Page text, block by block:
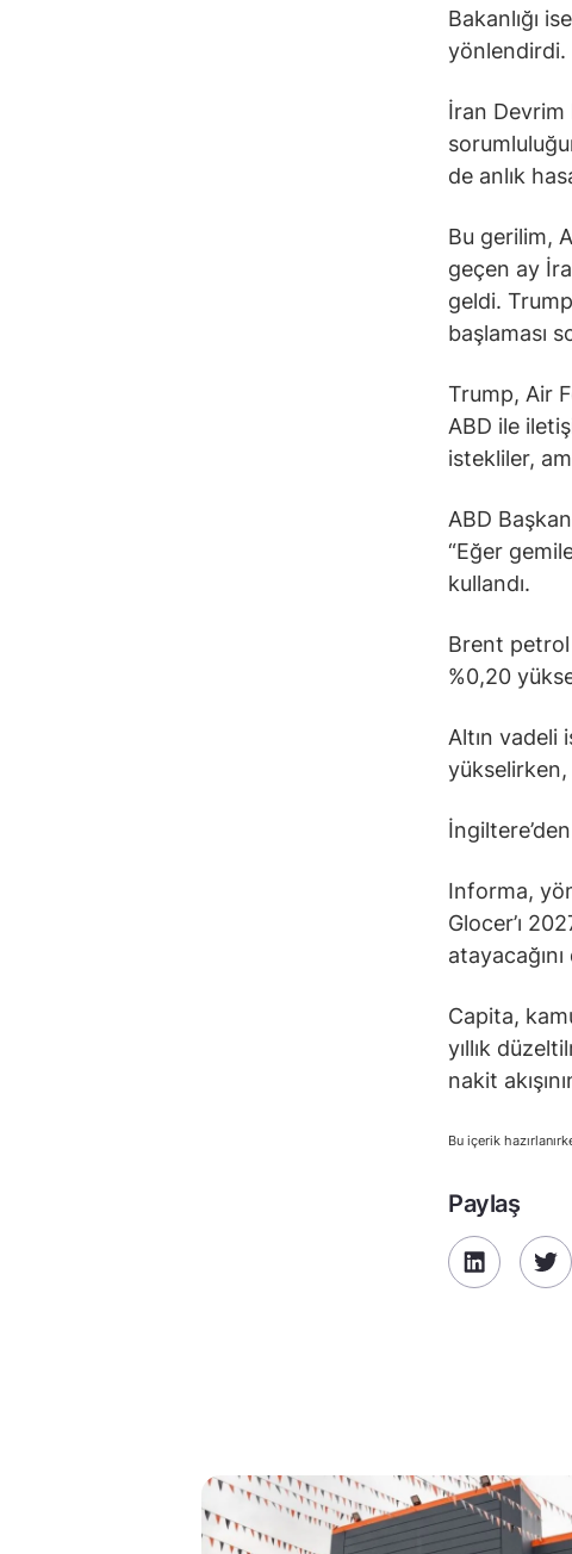
Bakanlığı
yönlendirdi.
İran Devrim
de anlık
Bu gerilim,
geçen ay
geldi.
başlaması
Trump, Air
ABD ile
istekliler,
ABD
“Eğer
kullandı.
Brent petrol
%0,20
Altın vadeli
yükselirken,
Informa,
Glocer’ı
Capita,
yıllık
nakit
Bu içerik
Paylaş